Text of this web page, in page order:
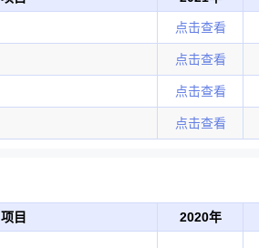
点击查看
点击查看
点击查看
点击查看
项目 2020年